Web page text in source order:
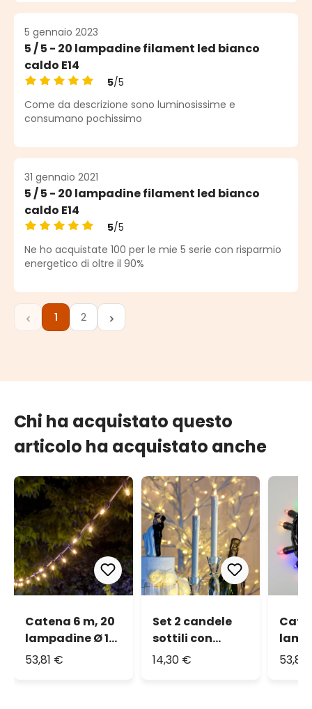
5 gennaio 2023
5 / 5 - 20 lampadine filament led bianco
caldo E14
Valutazione media di 5 su 5 stelle
5/5
Come da descrizione sono luminosissime e
consumano pochissimo
31 gennaio 2021
5 / 5 - 20 lampadine filament led bianco
caldo E14
Valutazione media di 5 su 5 stelle
5/5
Ne ho acquistate 100 per le mie 5 serie con risparmio
energetico di oltre il 90%
Pagina
1 Pagina
2
Chi ha acquistato questo
articolo ha acquistato anche
Catena 6 m, 20
lampadine Ø 18
mm, filament
53,81 €
Set 2 candele
sottili con
gocce, h 23 cm
14,30 €
mm,
53,81